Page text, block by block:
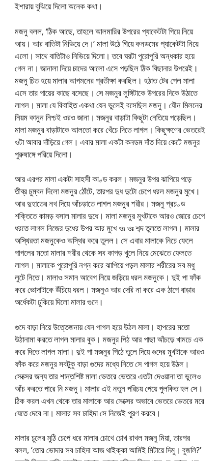
ইশারায় বুঝিয়ে দিলো অনেক কথা।
মজনু বলল, ‘ঠিক আছে, তাহলে আলমারির উপরের প্যাকেটটা গিয়ে নিয়ে
আয়। আর বাতিটা নিভিয়ে দে।’ মালা উঠে গিয়ে কনডমের প্যাকেটটা নিয়ে
এলো। সাথে বাতিটাও নিভিয়ে দিলো। তবে ঘরটা পুরোপুরি অন্ধকার হয়ে
গেল না। জানালা দিয়ে চাদের আলো এসে পড়ছিল ঠিক বিছানার উপরেই।
মজনু চিত হয়ে মালার আগমনের প্রতীক্ষা করছিল। হঠাত টের পেল মালা
এসে তার পায়ের কাছে বসেছে। সে মজনুর লুঙ্গিটাকে উপরের দিকে উঠাতে
লাগল। মালা যে বিবাহিত একথা যেন ভুলেই বসেছিল মজনু। যৌন মিলনের
নিয়ম কানুন নিশ্চই ওরও জানা। মজনুর বাড়াটা কিছুটা নেতিয়ে পড়েছিল।
মালা মজনুর বাড়াটাকে আলতো করে খেঁচে দিতে লাগল। কিছুক্ষণের ভেতরেই
ওটা আবার দাঁড়িয়ে গেল। এবার মালা একটা কনডম দাঁত দিয়ে কেটে মজনুর
পুরুষাঙ্গে পরিয়ে দিলো।
আর এরপর মালা একটা সাহসী কাণ্ড করল। মজনুর উপর ঝাপিয়ে পড়ে
তীব্র চুম্বন দিলো মজনুর ঠোঁটে, তারপর দুধ দুটো চেপে ধরল মজনুর মুখে।
আর দুহাতের নখ দিয়ে আঁচড়াতে লাগল মজনুর শরীর। মজনু প্রচণ্ড
শক্তিতে কামড় বসাল মালার দুধে। মালা মজনুর মুখটাকে আরও জোরে চেপে
ধরতে লাগল নিজের দুধের উপর আর মুখে ওঃ ওঃ শব্দ তুলতে লাগল। মালার
অস্থিরতা মজনুকেও অস্থির করে তুলল। সে এবার মালাকে নিচে ফেলে
পাগলের মতো মালার শরীর থেকে সব কাপড় খুলে নিয়ে মেঝেতে ফেলতে
লাগল। মালাকে পুরোপুরি নগ্ন করে ঝাপিয়ে পড়ল মালার শরীরের সব মধু
লুটে নিতে। মালাও সমান আবেগ নিয়ে জড়িয়ে ধরল মজনুকে। দুই পা ফাঁক
করে ভোদাটাকে উঁচিয়ে ধরল। মজনুও আর দেরি না করে এক ঠাপে বাড়ার
অর্ধেকটা ঢুকিয়ে দিলো মালার গুদে।
গুদে বাড়া নিয়ে উত্তেজনায় যেন পাগল হয়ে উঠল মালা। হাপরের মতো
উঠানামা করতে লাগল মালার বুক। মজনুর পিঠ আর পাছা আঁচড়ে খামচে এক
করে দিতে লাগল মালা। দুই পা মজনুর পিঠে তুলে দিয়ে গুদের মুখটাকে আরও
ফাঁক করে মজনুর সবটুকু বাড়া গুদের মধ্যে নিতে সে পাগল হয়ে উঠল।
সেক্সের জন্য তার শান্তশিষ্ট মালা ভেতরে ভেতরে এতটা দেওয়ানা তা ভুলেও
আঁচ করতে পারে নি মজনু। মালার এই নতুন পরিচয় পেয়ে পুলকিত হল সে।
ঠিক করল এখন থেকে তার মালাকে আর সেক্সের অভাবে ভেতরে ভেতরে মরে
যেতে দেবে না। মালার সব চাহিদা সে নিজেই পূরণ করবে।
মালার চুলের মুঠি চেপে ধরে মালার চোখে চোখ রাখল মজনু মিয়া, তারপর
বলল, ‘তোর ভোদার সব চাহিদা আজ থাইক্কা আমিই মিটায়ে দিমু। বুজলি?’